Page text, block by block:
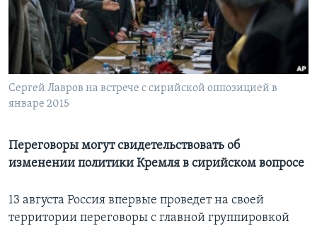
Learning English
СОЦИАЛЬНЫЕ СЕТИ
Сергей Лавров на встрече с сирийской оппозицией в
январе 2015
Переговоры могут свидетельствовать об
изменении политики Кремля в сирийском вопросе
13 августа Россия впервые проведет на своей
территории переговоры с главной группировкой